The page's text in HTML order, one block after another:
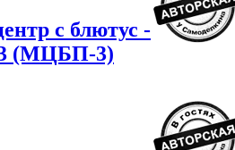
с блютус -
3 (МЦБП-3)